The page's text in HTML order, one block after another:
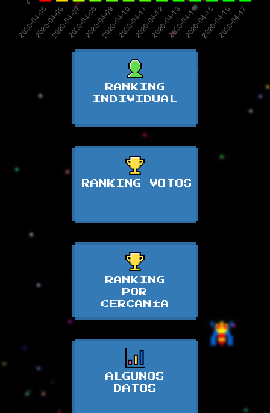
RANKING
INDIVIDUAL
RANKING VOTOS
RANKING
POR
CERCANÍA
ALGUNOS
DATOS